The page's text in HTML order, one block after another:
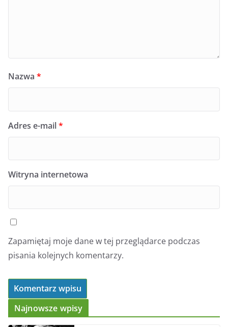
Nazwa *
Adres e-mail*
Witryna internetowa
Zapamiętaj moje dane w tej przeglądarce podczas
pisania kolejnych komentarzy.
Najnowsze wpisy